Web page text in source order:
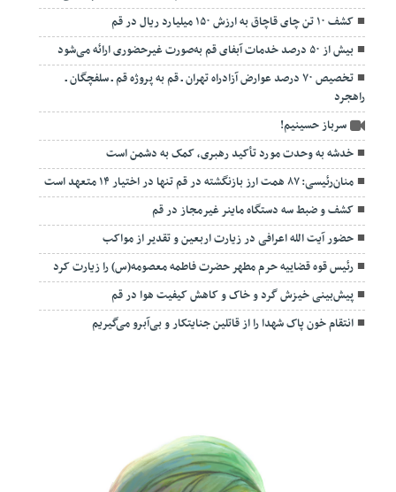
کشف ۱۰ تن چای قاچاق به ارزش ۱۵۰ میلیارد ریال در قم
بیش از ۵۰ درصد خدمات آبفای قم به‌صورت غیرحضوری ارائه می‌شود
تخصیص ۷۰ درصد عوارض آزادراه تهران ـ قم به پروژه قم ـ سلفچگان ـ
راهجرد
سرباز حسینیم!
خدشه به وحدت مورد تأکید رهبری، کمک به دشمن است
منان‌رئیسی: ۸۷ همت ارز بازنگشته در قم تنها در اختیار ۱۴ متعهد است
کشف و ضبط سه دستگاه ماینر غیرمجاز در قم
حضور آیت الله اعرافی در زیارت اربعین و تقدیر از مواکب
رئیس قوه قضاییه حرم مطهر حضرت فاطمه معصومه(س) را زیارت کرد
پیش‌بینی خیزش گرد و خاک و کاهش کیفیت هوا در قم
انتقام خون پاک شهدا را از قاتلین جنایتکار و بی‌آبرو می‌گیریم